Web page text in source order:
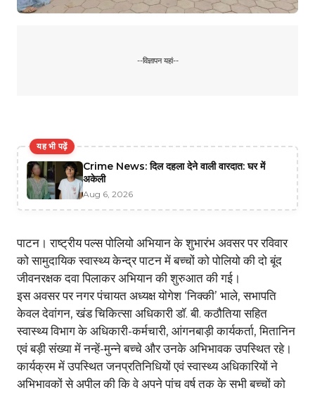
--विज्ञापन यहां--
यह भी पढ़ें
Crime News: दिल दहला देने वाली वारदात: घर में
अकेली
Aug 6, 2026
पाटन। राष्ट्रीय पल्स पोलियो अभियान के शुभारंभ अवसर पर रविवार
को सामुदायिक स्वास्थ्य केन्द्र पाटन में बच्चों को पोलियो की दो बूंद
जीवनरक्षक दवा पिलाकर अभियान की शुरुआत की गई।
इस अवसर पर नगर पंचायत अध्यक्ष योगेश ‘निक्की’ भाले, सभापति
केवल देवांगन, खंड चिकित्सा अधिकारी डॉ. बी. कठौतिया सहित
स्वास्थ्य विभाग के अधिकारी-कर्मचारी, आंगनबाड़ी कार्यकर्ता, मितानिन
एवं बड़ी संख्या में नन्हें-मुन्ने बच्चे और उनके अभिभावक उपस्थित रहे।
कार्यक्रम में उपस्थित जनप्रतिनिधियों एवं स्वास्थ्य अधिकारियों ने
अभिभावकों से अपील की कि वे अपने पांच वर्ष तक के सभी बच्चों को